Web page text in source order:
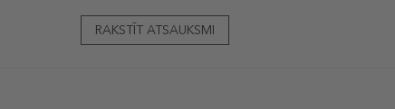
RAKSTĪT ATSAUKSMI